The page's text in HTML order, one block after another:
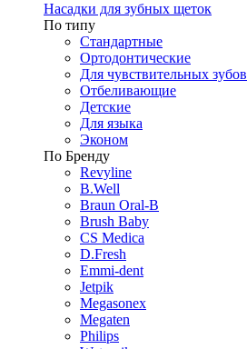
Насадки для зубных щеток
По типу
Стандартные
Ортодонтические
Для чувствительных зубов
Отбеливающие
Детские
Для языка
Эконом
По Бренду
Revyline
B.Well
Braun Oral-B
Brush Baby
CS Medica
D.Fresh
Emmi-dent
Jetpik
Megasonex
Megaten
Philips